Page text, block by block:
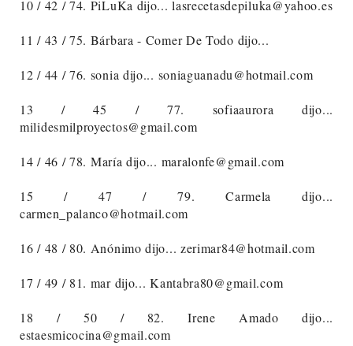
10 / 42 / 74. PiLuKa dijo... lasrecetasdepiluka@yahoo.es
11 / 43 / 75. Bárbara - Comer De Todo dijo...
12 / 44 / 76. sonia dijo... soniaguanadu@hotmail.com
13 / 45 / 77. sofiaaurora dijo...
milidesmilproyectos@gmail.com
14 / 46 / 78. María dijo... maralonfe@gmail.com
15 / 47 / 79. Carmela dijo...
carmen_palanco@hotmail.com
16 / 48 / 80. Anónimo dijo... zerimar84@hotmail.com
17 / 49 / 81. mar dijo... Kantabra80@gmail.com
18 / 50 / 82. Irene Amado dijo...
estaesmicocina@gmail.com